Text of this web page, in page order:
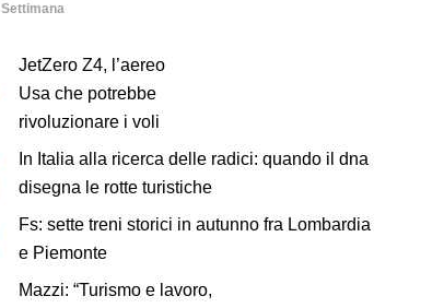
Settimana
JetZero Z4, l’aereo
Usa che potrebbe
rivoluzionare i voli
In Italia alla ricerca delle radici: quando il dna
disegna le rotte turistiche
Fs: sette treni storici in autunno fra Lombardia
e Piemonte
Mazzi: “Turismo e lavoro,